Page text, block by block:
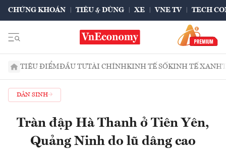
CHỨNG KHOÁN TIÊU & DÙNG XE VNE TV TECH
TIÊU ĐIỂMĐẦU TƯTÀI CHÍNHKINH TẾ SỐKINH TẾ XANH
DÂN SINH
Tràn đập Hà Thanh ở Tiên Yên,
Quảng Ninh do lũ dâng cao